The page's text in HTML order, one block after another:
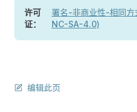
许可
证：
署名-非商业性-相同
NC-SA-4.0)
编辑此页